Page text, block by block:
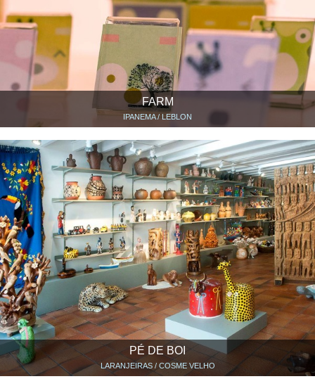
FARM
IPANEMA / LEBLON
PÉ DE BOI
LARANJEIRAS / COSME VELHO